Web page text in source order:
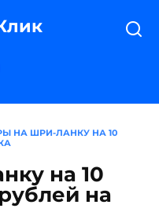
НА ШРИ-ЛАНКУ НА 10
на 10
на